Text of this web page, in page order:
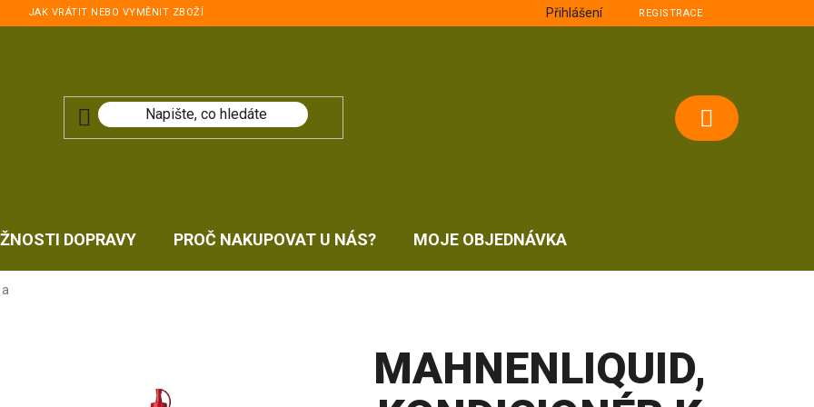
JAK VRÁTIT NEBO VYMĚNIT ZBOŽÍ Přihlášení REGISTRACE
NÁKUPNÍ
DOPRAVY PROČ NAKUPOVAT U NÁS? MOJE OBJEDNÁVKA
MAHNENLIQUID,